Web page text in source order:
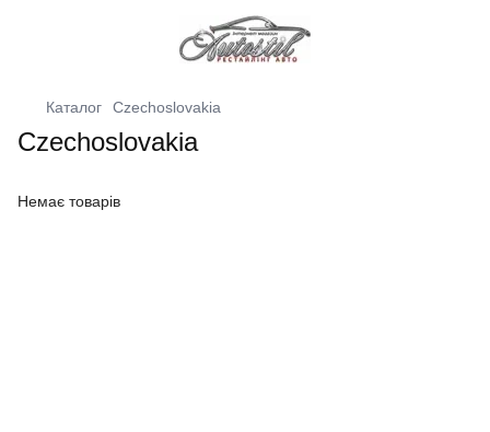
Каталог Czechoslovakia
Czechoslovakia
Немає товарів